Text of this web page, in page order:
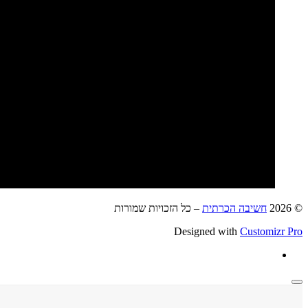
© 2026 חשיבה הכרתית – כל הזכויות שמורות
Designed with Customizr Pro